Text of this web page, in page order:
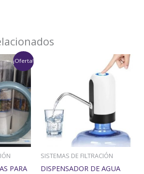
¡Oferta!
PARA
SISTEMAS DE FILTRACIÓN
DISPENSADOR DE AGUA